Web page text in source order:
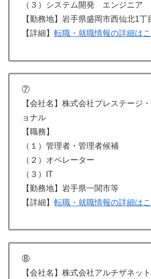
（３）システム開発 エンジニア
【勤務地】岩手県盛岡市西仙北1
【詳細】 転職・就職情報の詳細は
⑦
【会社名】株式会社プレステージ
ョナル
【職務】
（１）管理者・管理者候補
（２）オペレーター
（３）IT
【勤務地】岩手県一関市等
【詳細】 転職・就職情報の詳細は
⑧
【会社名】株式会社アルチザネッ